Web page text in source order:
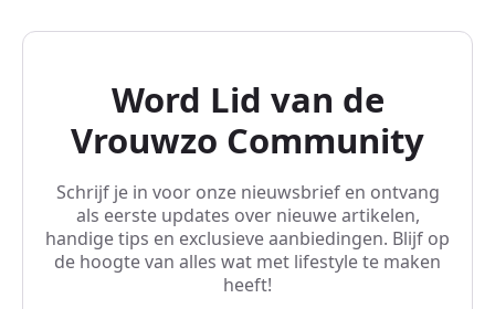
Word Lid van de
Vrouwzo Community
Schrijf je in voor onze nieuwsbrief en ontvang
als eerste updates over nieuwe artikelen,
handige tips en exclusieve aanbiedingen. Blijf op
de hoogte van alles wat met lifestyle te maken
heeft!